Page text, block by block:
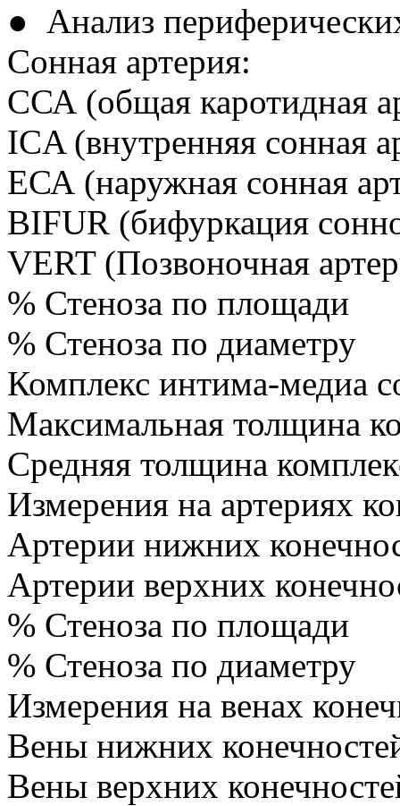
● Анализ
Сонная артерия:
ССА (общая каротидная
ICA (внутренняя сонная
ЕСА (наружная сонная
BIFUR (бифуркация
VERT (Позвоночная
% Стеноза по площади
% Стеноза по диаметру
Комплекс интима-медиа
Максимальная толщина
Средняя толщина
Измерения на артериях
Артерии нижних
Артерии верхних
% Стеноза по площади
% Стеноза по диаметру
Измерения на венах
Вены нижних
Вены верхних